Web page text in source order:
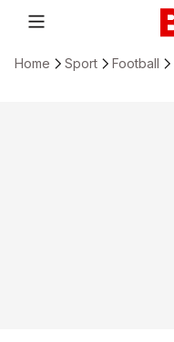
Home Sport Football